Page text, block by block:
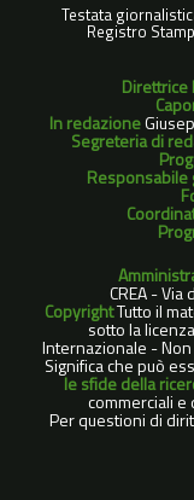
Testata
Registro
In redazione
Segreteria di
Responsabile
CREA -
CopyrightTutto il
sotto la
Internazionale -
Significa che può
le sfide della
commerciali e
Per questioni di